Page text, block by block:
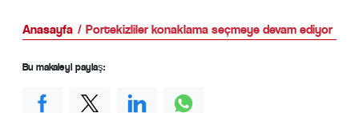
Anasayfa Portekizliler konaklama seçmeye devam ediyor
Bu makaleyi paylaş: